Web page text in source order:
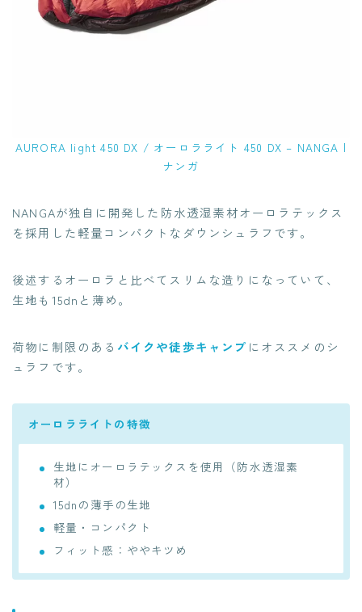
AURORA light 450 DX / オーロラライト 450 DX – NANGA |
ナンガ
NANGAが独自に開発した防水透湿素材オーロラテックス
を採用した軽量コンパクトなダウンシュラフです。
後述するオーロラと比べてスリムな造りになっていて、
生地も15dnと薄め。
荷物に制限のある バイクや徒歩キャンプ にオススメのシ
ュラフです。
オーロラライトの特徴
生地にオーロラテックスを使用（防水透湿素
材）
15dnの薄手の生地
軽量・コンパクト
フィット感：ややキツめ